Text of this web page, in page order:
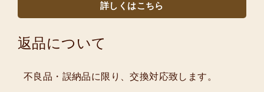
詳しくはこちら
返品について
不良品・誤納品に限り、交換対応致します。